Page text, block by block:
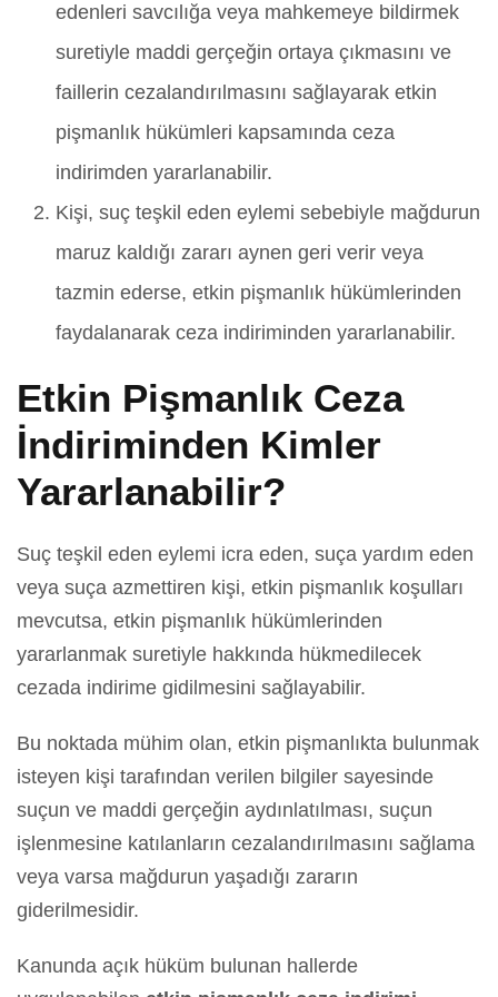
edenleri savcılığa veya mahkemeye bildirmek
suretiyle maddi gerçeğin ortaya çıkmasını ve
faillerin cezalandırılmasını sağlayarak etkin
pişmanlık hükümleri kapsamında ceza
indirimden yararlanabilir.
Kişi, suç teşkil eden eylemi sebebiyle mağdurun
maruz kaldığı zararı aynen geri verir veya
tazmin ederse, etkin pişmanlık hükümlerinden
faydalanarak ceza indiriminden yararlanabilir.
Etkin Pişmanlık Ceza
İndiriminden Kimler
Yararlanabilir?
Suç teşkil eden eylemi icra eden, suça yardım eden
veya suça azmettiren kişi, etkin pişmanlık koşulları
mevcutsa, etkin pişmanlık hükümlerinden
yararlanmak suretiyle hakkında hükmedilecek
cezada indirime gidilmesini sağlayabilir.
Bu noktada mühim olan, etkin pişmanlıkta bulunmak
isteyen kişi tarafından verilen bilgiler sayesinde
suçun ve maddi gerçeğin aydınlatılması, suçun
işlenmesine katılanların cezalandırılmasını sağlama
veya varsa mağdurun yaşadığı zararın
giderilmesidir.
Kanunda açık hüküm bulunan hallerde